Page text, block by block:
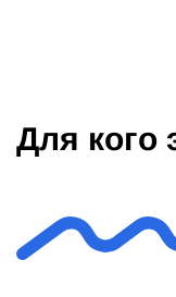
Для кого